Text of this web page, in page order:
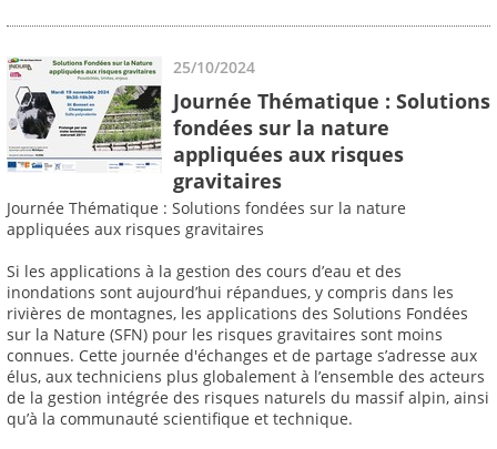
25/10/2024
Journée Thématique : Solutions
fondées sur la nature
appliquées aux risques
gravitaires
Journée Thématique : Solutions fondées sur la nature
appliquées aux risques gravitaires
Si les applications à la gestion des cours d’eau et des
inondations sont aujourd’hui répandues, y compris dans les
rivières de montagnes, les applications des Solutions Fondées
sur la Nature (SFN) pour les risques gravitaires sont moins
connues. Cette journée d'échanges et de partage s’adresse aux
élus, aux techniciens plus globalement à l’ensemble des acteurs
de la gestion intégrée des risques naturels du massif alpin, ainsi
qu’à la communauté scientifique et technique.